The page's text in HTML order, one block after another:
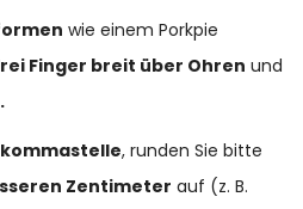
wie einem Porkpie
Finger breit über Ohren und
, runden Sie bitte
Zentimeter auf (z. B.